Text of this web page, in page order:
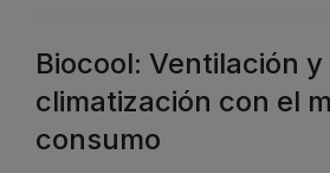
Biocool: Ventilación y
climatización con el
consumo